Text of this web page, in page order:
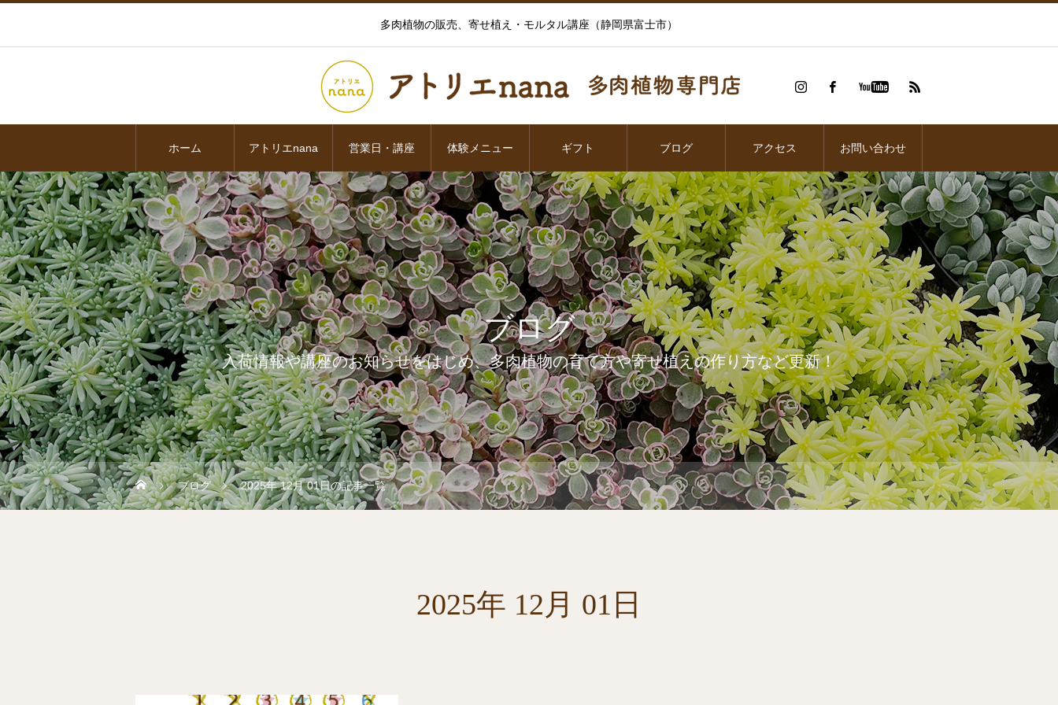
多肉植物の販売、寄せ植え・モルタル講座（静岡県富士市）
ホーム アトリエnana 営業日・講座 体験メニュー ギフト ブログ アクセス お問い合わせ
ブログ
入荷情報や講座のお知らせをはじめ、多肉植物の育て方や寄せ植えの作り方など更新！
ブログ 2025年 12月 01日の記事一覧
2025年 12月 01日